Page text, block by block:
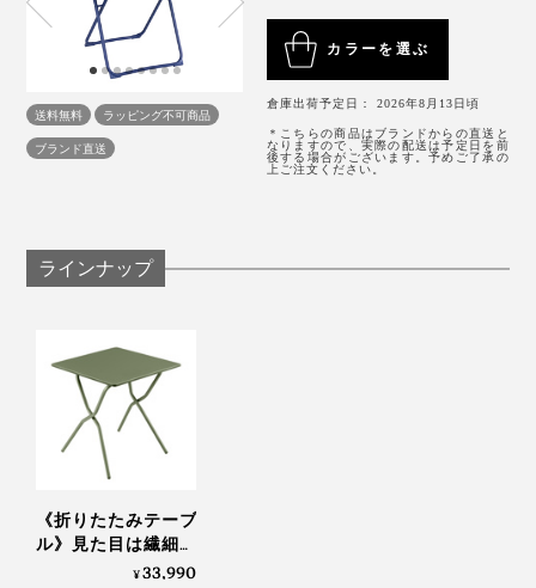
社内や第三者機関による引張・疲労・耐紫外線試験など
を行いながら高い品質を維持し、2020年にはEPV（無
※EPV（無形文化財企業）ラベルは、フランスの優れた伝統工芸技術と産業ノウハ
ウを持つ1500の企業にのみ授与。
その証として、構造部には5年間もの保証付き。技術と
構造に自信があるからこその保証です。 家の中でも、
ベランダでも。『Lafuma』の「バルコニーテーブル＆
チェア」で、“何もしない時間”を、ちゃんと楽しんでく
ださい。
送料無料
ラッピング不可商品
ブランド直送
カラーを選ぶ
倉庫出荷予定日： 2026年8月13日頃
＊こちらの商品はブランドからの直送と
なりますので、実際の配送は予定日を前
後する場合がございます。予めご了承の
上ご注文ください。
ラインナップ
《折りたたみテーブ
ル》見た目は繊細な
のに、水や紫外線に
¥33,990